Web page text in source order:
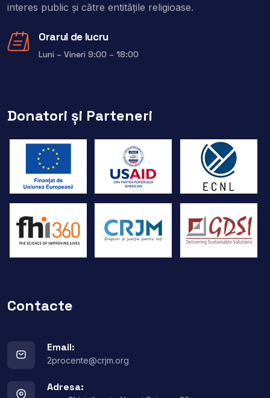
interes public şi către entitățile religioase.
Orarul de lucru
Luni – Vineri 9:00 – 18:00
Donatori și Parteneri
Contacte
Email:
2procente@crjm.org
Adresa: